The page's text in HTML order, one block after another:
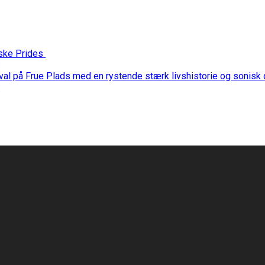
Prides
på Frue Plads med en rystende stærk livshistorie og sonisk